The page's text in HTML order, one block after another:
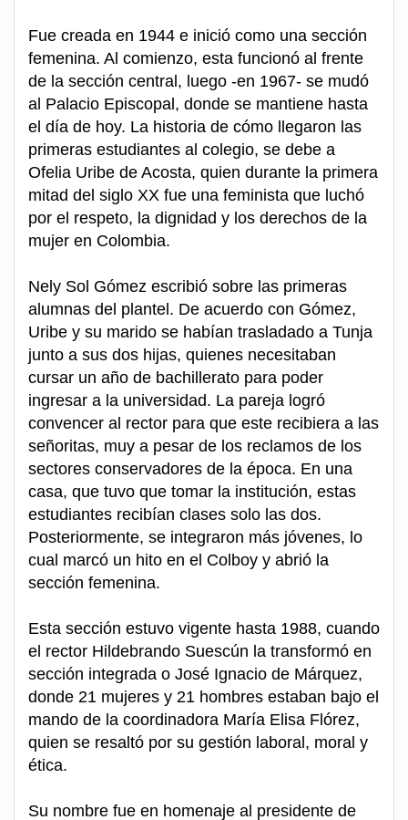
Fue creada en 1944 e inició como una sección
femenina. Al comienzo, esta funcionó al frente
de la sección central, luego -en 1967- se mudó
al Palacio Episcopal, donde se mantiene hasta
el día de hoy. La historia de cómo llegaron las
primeras estudiantes al colegio, se debe a
Ofelia Uribe de Acosta, quien durante la primera
mitad del siglo XX fue una feminista que luchó
por el respeto, la dignidad y los derechos de la
mujer en Colombia.
Nely Sol Gómez escribió sobre las primeras
alumnas del plantel. De acuerdo con Gómez,
Uribe y su marido se habían trasladado a Tunja
junto a sus dos hijas, quienes necesitaban
cursar un año de bachillerato para poder
ingresar a la universidad. La pareja logró
convencer al rector para que este recibiera a las
señoritas, muy a pesar de los reclamos de los
sectores conservadores de la época. En una
casa, que tuvo que tomar la institución, estas
estudiantes recibían clases solo las dos.
Posteriormente, se integraron más jóvenes, lo
cual marcó un hito en el Colboy y abrió la
sección femenina.
Esta sección estuvo vigente hasta 1988, cuando
el rector Hildebrando Suescún la transformó en
sección integrada o José Ignacio de Márquez,
donde 21 mujeres y 21 hombres estaban bajo el
mando de la coordinadora María Elisa Flórez,
quien se resaltó por su gestión laboral, moral y
ética.
Su nombre fue en homenaje al presidente de